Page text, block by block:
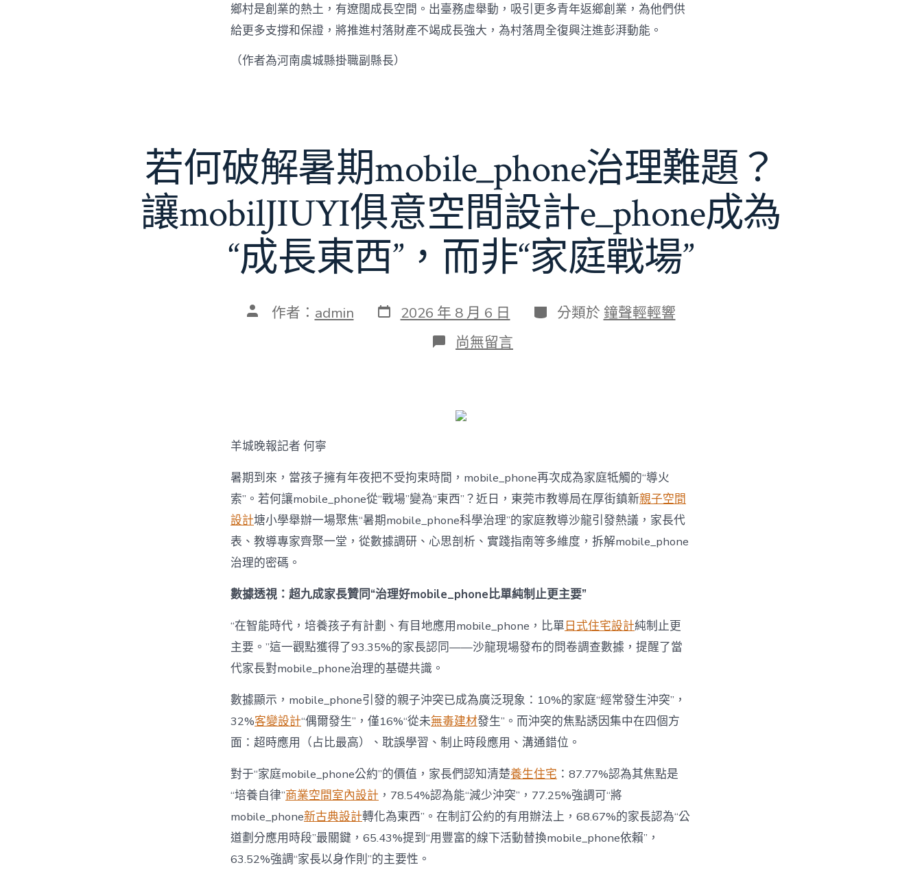
鄉村是創業的熱土，有遼闊成長空間。出臺務虛舉動，吸引更多青年返鄉創業，為他們供
給更多支撐和保證，將推進村落財產不竭成長強大，為村落周全復興注進彭湃動能。
（作者為河南虞城縣掛職副縣長）
若何破解暑期mobile_phone治理難題？
讓mobilJIUYI俱意空間設計e_phone成為
“成長東西”，而非“家庭戰場”
文 作者： admin 發
表
2026 年 8 月 6 日 分
類
分類於 鐘聲輕輕響
在
〈若
暑
期
難
題？
讓
mobilJIUYI
俱
意
設
計
成
為
“成
西”，
而
非
“家
庭
戰
場”〉
中
尚無留言
羊城晚報記者 何寧
暑期到來，當孩子擁有年夜把不受拘束時間，mobile_phone再次成為家庭牴觸的“導火
索”。若何讓mobile_phone從“戰場”變為“東西”？近日，東莞市教導局在厚街鎮新親子空間
設計塘小學舉辦一場聚焦“暑期mobile_phone科學治理”的家庭教導沙龍引發熱議，家長代
表、教導專家齊聚一堂，從數據調研、心思剖析、實踐指南等多維度，拆解mobile_phone
治理的密碼。
數據透視：超九成家長贊同“治理好mobile_phone比單純制止更主要”
“在智能時代，培養孩子有計劃、有目地應用mobile_phone，比單日式住宅設計純制止更
主要。”這一觀點獲得了93.35%的家長認同——沙龍現場發布的問卷調查數據，提醒了當
代家長對mobile_phone治理的基礎共識。
數據顯示，mobile_phone引發的親子沖突已成為廣泛現象：10%的家庭“經常發生沖突”，
32%客變設計“偶爾發生”，僅16%“從未無毒建材發生”。而沖突的焦點誘因集中在四個方
面：超時應用（占比最高）、耽誤學習、制止時段應用、溝通錯位。
對于“家庭mobile_phone公約”的價值，家長們認知清楚養生住宅 ：87.77%認為其焦點是
“培養自律”商業空間室內設計 ，78.54%認為能“減少沖突”，77.25%強調可“將
mobile_phone新古典設計轉化為東西”。在制訂公約的有用辦法上，68.67%的家長認為“公
道劃分應用時段”最關鍵，65.43%提到“用豐富的線下活動替換mobile_phone依賴”，
63.52%強調“家長以身作則”的主要性。